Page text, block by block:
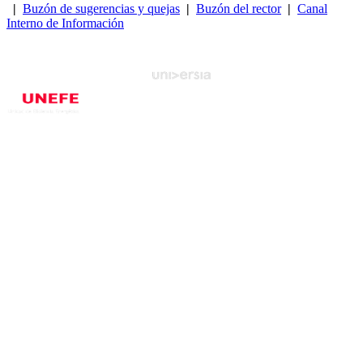
| Buzón de sugerencias y quejas | Buzón del rector| Canal
Interno de Información